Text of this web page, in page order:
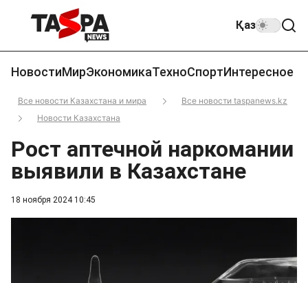
Қаз
НовостиМирЭкономикаТехноСпортИнтересное
Все новости Казахстана и мира
Все новости taspanews.kz
Новости Казахстана
18 ноября 2024 10:45
Рост аптечной наркомании
выявили в Казахстане